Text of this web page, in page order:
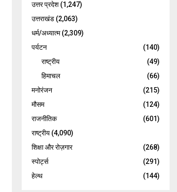
उत्तर प्रदेश(1,247)
उत्तराखंड (2,063)
धर्म/अध्यात्म(2,309)
पर्यटन
(140)
राष्ट्रीय
(49)
हिमाचल
(66)
मनोरंजन
(215)
मौसम
(124)
राजनीतिक
(601)
राष्ट्रीय (4,090)
शिक्षा और रोज़गार
(268)
स्पोर्ट्स
(291)
हेल्थ
(144)